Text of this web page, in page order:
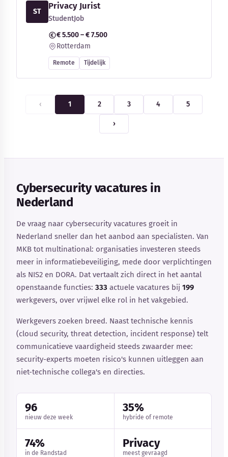
ST
Privacy Jurist
StudentJob
€ 5.500 – € 7.500
Rotterdam
Remote Tijdelijk
‹ 1 2 3 4 5
›
Cybersecurity vacatures in
Nederland
De vraag naar cybersecurity vacatures groeit in
Nederland sneller dan het aanbod aan specialisten. Van
MKB tot multinational: organisaties investeren steeds
meer in informatiebeveiliging, mede door verplichtingen
als NIS2 en DORA. Dat vertaalt zich direct in het aantal
openstaande functies: 333 actuele vacatures bij 199
werkgevers, over vrijwel elke rol in het vakgebied.
Werkgevers zoeken breed. Naast technische kennis
(cloud security, threat detection, incident response) telt
communicatieve vaardigheid steeds zwaarder mee:
security-experts moeten risico's kunnen uitleggen aan
niet-technische collega's en directies.
96
nieuw deze week
35%
hybride of remote
74%
in de Randstad
Privacy
meest gevraagd